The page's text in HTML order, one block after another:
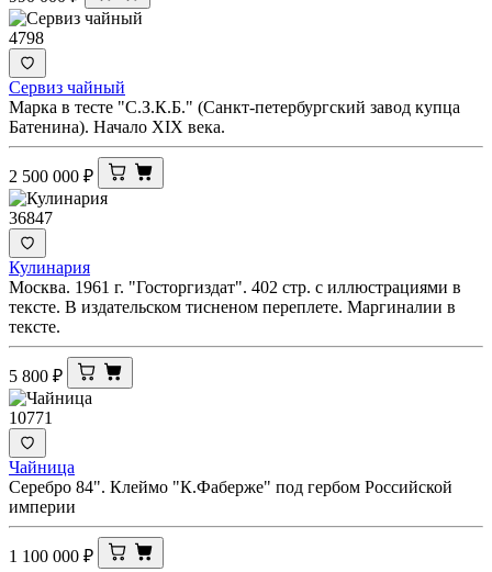
4798
Сервиз чайный
Марка в тесте "С.З.К.Б." (Санкт-петербургский завод купца
Батенина). Начало XIX века.
2 500 000 ₽
36847
Кулинария
Москва. 1961 г. "Госторгиздат". 402 стр. с иллюстрациями в
тексте. В издательском тисненом переплете. Маргиналии в
тексте.
5 800 ₽
10771
Чайница
Серебро 84". Клеймо "К.Фаберже" под гербом Российской
империи
1 100 000 ₽